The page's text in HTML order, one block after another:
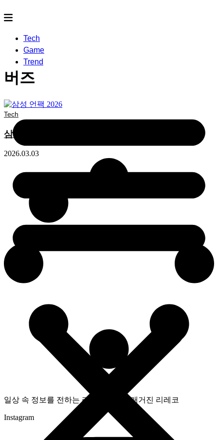
Tech
Game
Trend
버즈
Tech
삼성 언팩 2026 내용 요약, 이제는 ‘진짜’ AI 시대
2026.03.03
일상 속 정보를 전하는 라이프스타일 매거진 리레코
Instagram